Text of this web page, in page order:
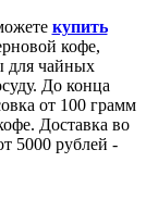
купить
кофе,
для чайных
До конца
от 100 грамм
Доставка во
5000 рублей -